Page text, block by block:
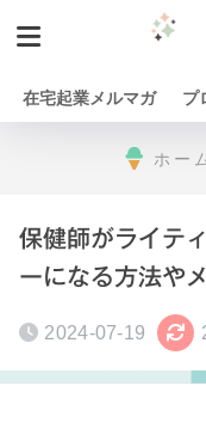
在宅起業メルマガ プ
ホー
保健師がライテ
ーになる方法や
2024-07-19